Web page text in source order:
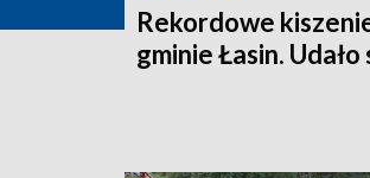
Rekordowe
gminie Łasin. Udało